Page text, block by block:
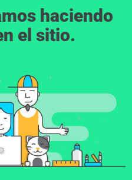
haciendo
el sitio.